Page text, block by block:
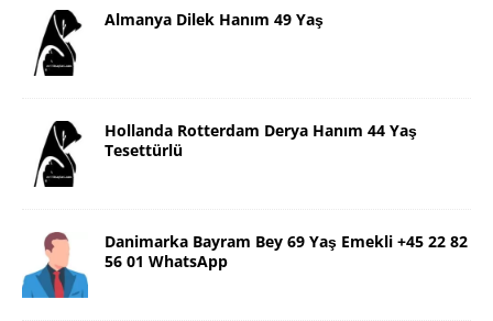
Almanya Dilek Hanım 49 Yaş
Hollanda Rotterdam Derya Hanım 44 Yaş
Tesettürlü
Danimarka Bayram Bey 69 Yaş Emekli +45 22 82
56 01 WhatsApp